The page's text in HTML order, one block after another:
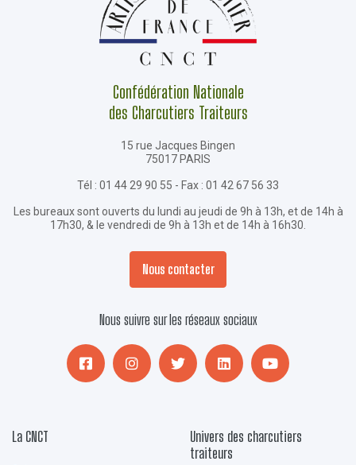
Confédération Nationale
des Charcutiers Traiteurs
15 rue Jacques Bingen
75017 PARIS
Tél : 01 44 29 90 55 - Fax : 01 42 67 56 33
Les bureaux sont ouverts du lundi au jeudi de 9h à 13h, et de 14h à
17h30, & le vendredi de 9h à 13h et de 14h à 16h30.
Nous contacter
Nous suivre sur les réseaux sociaux
La CNCT
Univers des charcutiers
traiteurs